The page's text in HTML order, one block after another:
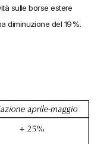
sulle borse estere
diminuzione del 19%.